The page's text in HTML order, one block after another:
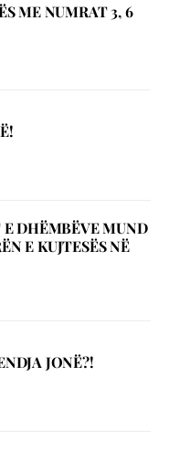
ME NUMRAT 3, 6
DHËMBËVE MUND
E KUJTESËS NË
JONË?!